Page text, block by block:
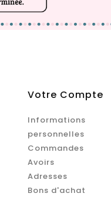
Votre Compte
Informations
personnelles
Commandes
Avoirs
Adresses
Bons d'achat